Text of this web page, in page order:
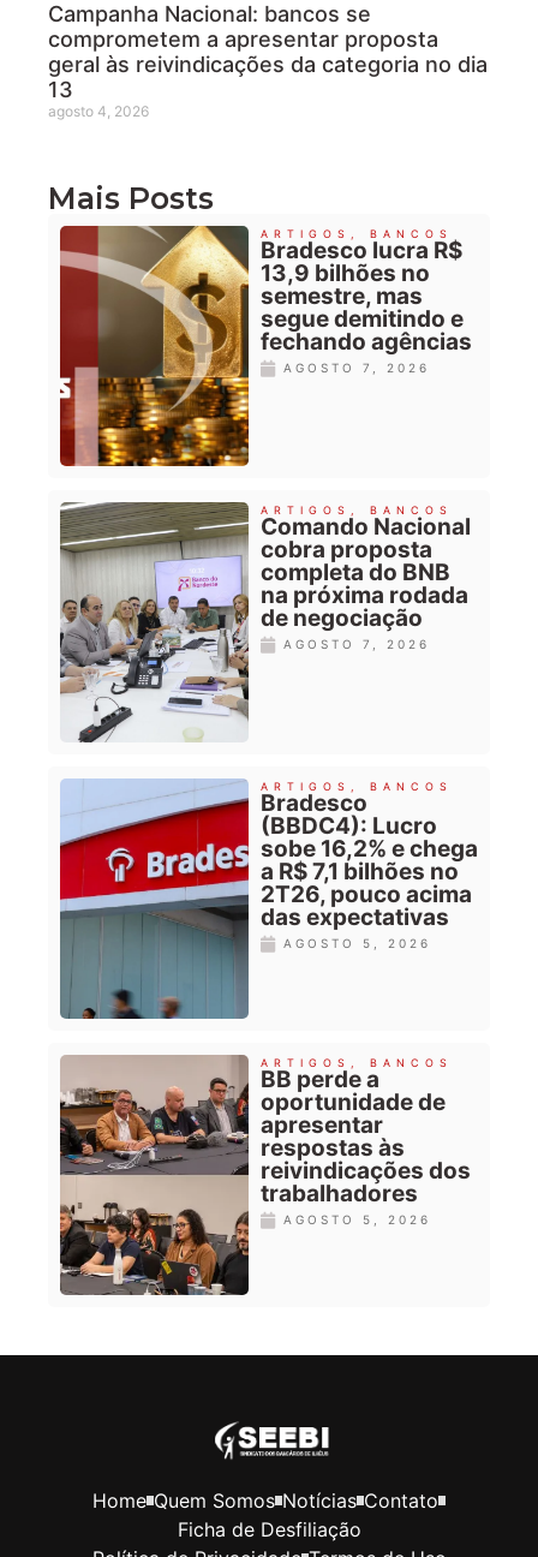
Campanha Nacional: bancos se
comprometem a apresentar proposta
geral às reivindicações da categoria no dia
13
agosto 4, 2026
Mais Posts
ARTIGOS , BANCOS
Bradesco lucra R$
13,9 bilhões no
semestre, mas
segue demitindo e
fechando agências
AGOSTO 7, 2026
ARTIGOS , BANCOS
Comando Nacional
cobra proposta
completa do BNB
na próxima rodada
de negociação
AGOSTO 7, 2026
ARTIGOS , BANCOS
Bradesco
(BBDC4): Lucro
sobe 16,2% e chega
a R$ 7,1 bilhões no
2T26, pouco acima
das expectativas
AGOSTO 5, 2026
ARTIGOS , BANCOS
BB perde a
oportunidade de
apresentar
respostas às
reivindicações dos
trabalhadores
AGOSTO 5, 2026
Home Quem Somos Notícias Contato
Ficha de Desfiliação